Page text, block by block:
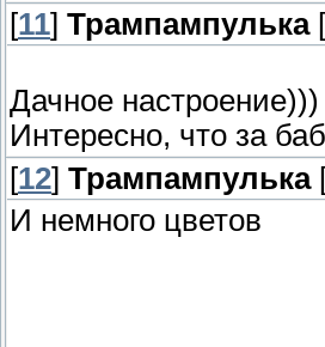
[11] Трампампулька
Дачное настроение)))
Интересно, что за
[12] Трампампулька
И немного цветов